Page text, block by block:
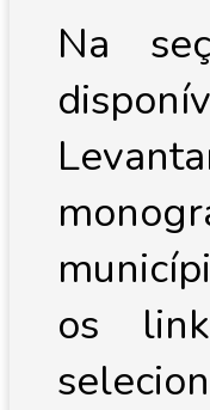
Na
os